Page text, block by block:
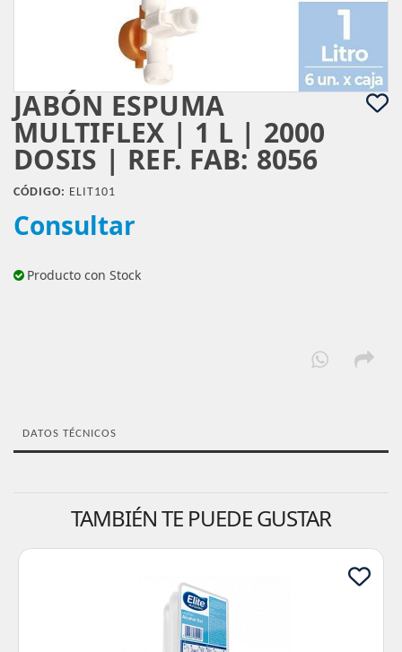
JABÓN ESPUMA
MULTIFLEX | 1 L | 2000
DOSIS | REF. FAB: 8056
CÓDIGO: ELIT101
Consultar
Producto con Stock
DATOS TÉCNICOS
TAMBIÉN TE PUEDE GUSTAR